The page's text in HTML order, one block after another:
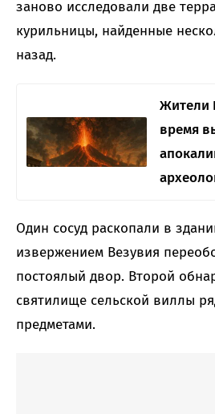
заново исследовали две
курильницы, найденные
назад.
Жители
время
Один сосуд раскопали в
извержением Везувия
постоялый двор. Второй
святилище сельской виллы
предметами.